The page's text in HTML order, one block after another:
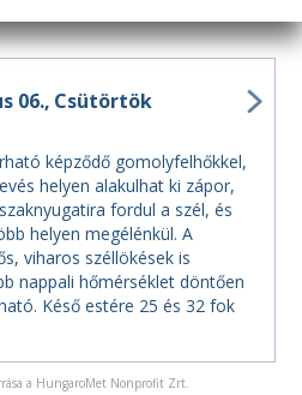
06. Csütörtök
képződő gomolyfelhőkkel,
helyen alakulhat ki zápor,
fordul a szél, és
helyen megélénkül. A
viharos széllökések is
nappali hőmérséklet döntően
Késő estére 25 és 32 fok
a HungaroMet Nonprofit Zrt.